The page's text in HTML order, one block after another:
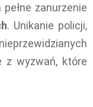
zanurzenie
. Unikanie policji,
z wyzwań, które